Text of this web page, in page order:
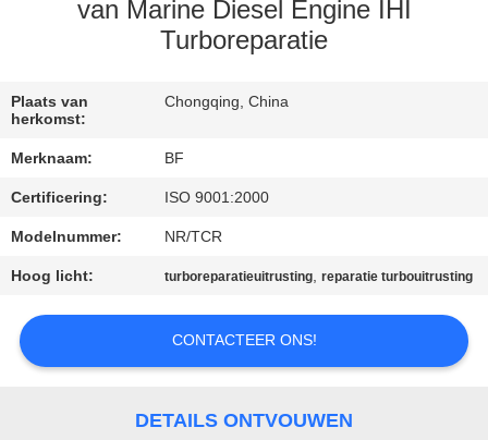
NIEUWS
PRIVACY
POLICY
van Marine Diesel Engine IHI
Turboreparatie
Plaats van
herkomst:
Chongqing, China
Merknaam: BF
Certificering: ISO 9001:2000
Modelnummer: NR/TCR
Hoog licht: turboreparatieuitrusting,reparatie turbouitrusting
CONTACTEER ONS!
DETAILS ONTVOUWEN